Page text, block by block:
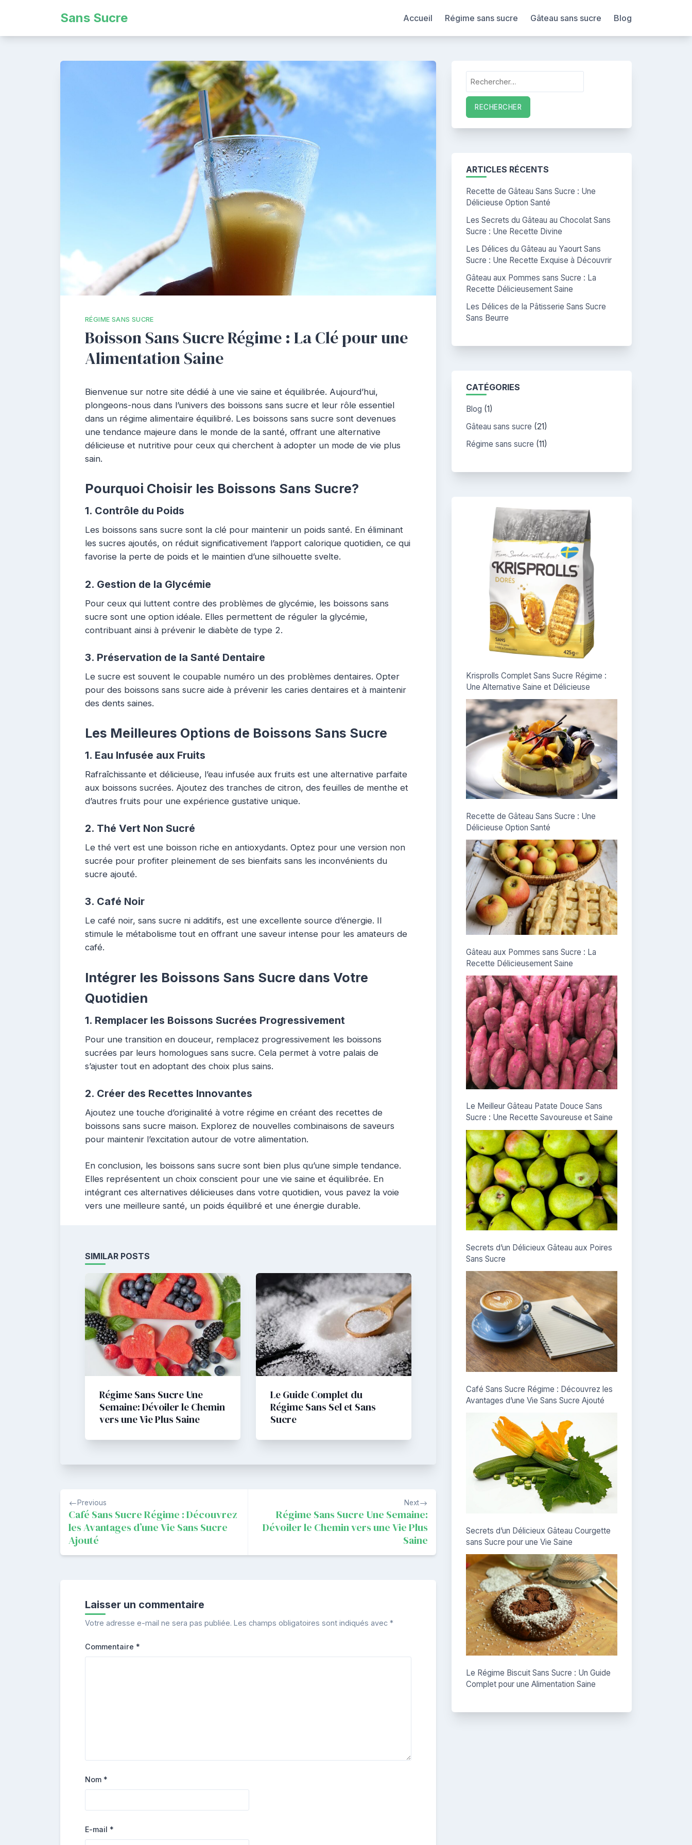
Sans Sucre Accueil Régime sans sucre Gâteau sans sucre Blog
RÉGIME SANS SUCRE
Boisson Sans Sucre Régime : La Clé pour une
Alimentation Saine
Bienvenue sur notre site dédié à une vie saine et équilibrée. Aujourd’hui,
plongeons-nous dans l’univers des boissons sans sucre et leur rôle essentiel
dans un régime alimentaire équilibré. Les boissons sans sucre sont devenues
une tendance majeure dans le monde de la santé, offrant une alternative
délicieuse et nutritive pour ceux qui cherchent à adopter un mode de vie plus
sain.
Pourquoi Choisir les Boissons Sans Sucre?
1. Contrôle du Poids
Les boissons sans sucre sont la clé pour maintenir un poids santé. En éliminant
les sucres ajoutés, on réduit significativement l’apport calorique quotidien, ce qui
favorise la perte de poids et le maintien d’une silhouette svelte.
2. Gestion de la Glycémie
Pour ceux qui luttent contre des problèmes de glycémie, les boissons sans
sucre sont une option idéale. Elles permettent de réguler la glycémie,
contribuant ainsi à prévenir le diabète de type 2.
3. Préservation de la Santé Dentaire
Le sucre est souvent le coupable numéro un des problèmes dentaires. Opter
pour des boissons sans sucre aide à prévenir les caries dentaires et à maintenir
des dents saines.
Les Meilleures Options de Boissons Sans Sucre
1. Eau Infusée aux Fruits
Rafraîchissante et délicieuse, l’eau infusée aux fruits est une alternative parfaite
aux boissons sucrées. Ajoutez des tranches de citron, des feuilles de menthe et
d’autres fruits pour une expérience gustative unique.
2. Thé Vert Non Sucré
Le thé vert est une boisson riche en antioxydants. Optez pour une version non
sucrée pour profiter pleinement de ses bienfaits sans les inconvénients du
sucre ajouté.
3. Café Noir
Le café noir, sans sucre ni additifs, est une excellente source d’énergie. Il
stimule le métabolisme tout en offrant une saveur intense pour les amateurs de
café.
Intégrer les Boissons Sans Sucre dans Votre
Quotidien
1. Remplacer les Boissons Sucrées Progressivement
Pour une transition en douceur, remplacez progressivement les boissons
sucrées par leurs homologues sans sucre. Cela permet à votre palais de
s’ajuster tout en adoptant des choix plus sains.
2. Créer des Recettes Innovantes
Ajoutez une touche d’originalité à votre régime en créant des recettes de
boissons sans sucre maison. Explorez de nouvelles combinaisons de saveurs
pour maintenir l’excitation autour de votre alimentation.
En conclusion, les boissons sans sucre sont bien plus qu’une simple tendance.
Elles représentent un choix conscient pour une vie saine et équilibrée. En
intégrant ces alternatives délicieuses dans votre quotidien, vous pavez la voie
vers une meilleure santé, un poids équilibré et une énergie durable.
SIMILAR POSTS
Régime Sans Sucre Une
Semaine: Dévoiler le Chemin
vers une Vie Plus Saine
Le Guide Complet du
Régime Sans Sel et Sans
Sucre
Navigation
de
l’article
Previous
Café Sans Sucre Régime : Découvrez
les Avantages d’une Vie Sans Sucre
Ajouté
Next
Régime Sans Sucre Une Semaine:
Dévoiler le Chemin vers une Vie Plus
Saine
Laisser un commentaire
Votre adresse e-mail ne sera pas publiée. Les champs obligatoires sont indiqués avec *
Commentaire *
Nom *
E-mail *
ARTICLES RÉCENTS
Recette de Gâteau Sans Sucre : Une
Délicieuse Option Santé
Les Secrets du Gâteau au Chocolat Sans
Sucre : Une Recette Divine
Les Délices du Gâteau au Yaourt Sans
Sucre : Une Recette Exquise à Découvrir
Gâteau aux Pommes sans Sucre : La
Recette Délicieusement Saine
Les Délices de la Pâtisserie Sans Sucre
Sans Beurre
CATÉGORIES
Blog (1)
Gâteau sans sucre (21)
Régime sans sucre (11)
Krisprolls Complet Sans Sucre Régime :
Une Alternative Saine et Délicieuse
Recette de Gâteau Sans Sucre : Une
Délicieuse Option Santé
Gâteau aux Pommes sans Sucre : La
Recette Délicieusement Saine
Le Meilleur Gâteau Patate Douce Sans
Sucre : Une Recette Savoureuse et Saine
Secrets d’un Délicieux Gâteau aux Poires
Sans Sucre
Café Sans Sucre Régime : Découvrez les
Avantages d’une Vie Sans Sucre Ajouté
Secrets d’un Délicieux Gâteau Courgette
sans Sucre pour une Vie Saine
Le Régime Biscuit Sans Sucre : Un Guide
Complet pour une Alimentation Saine